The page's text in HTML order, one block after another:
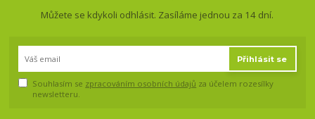
Můžete se kdykoli odhlásit. Zasíláme jednou za 14 dní.
Přihlásit se
Souhlasím se zpracováním osobních údajů za účelem rozesílky
newsletteru.